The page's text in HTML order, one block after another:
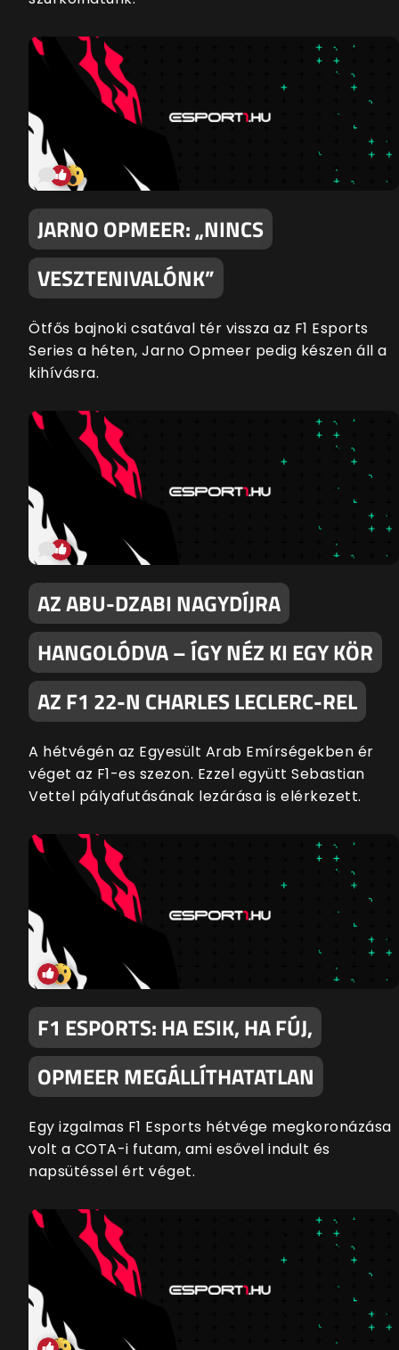
JARNO OPMEER: „NINCS
VESZTENIVALÓNK”
Ötfős bajnoki csatával tér vissza az F1 Esports
Series a héten, Jarno Opmeer pedig készen áll a
kihívásra.
AZ ABU-DZABI NAGYDÍJRA
HANGOLÓDVA – ÍGY NÉZ KI EGY KÖR
AZ F1 22-N CHARLES LECLERC-REL
A hétvégén az Egyesült Arab Emírségekben ér
véget az F1-es szezon. Ezzel együtt Sebastian
Vettel pályafutásának lezárása is elérkezett.
F1 ESPORTS: HA ESIK, HA FÚJ,
OPMEER MEGÁLLÍTHATATLAN
Egy izgalmas F1 Esports hétvége megkoronázása
volt a COTA-i futam, ami esővel indult és
napsütéssel ért véget.